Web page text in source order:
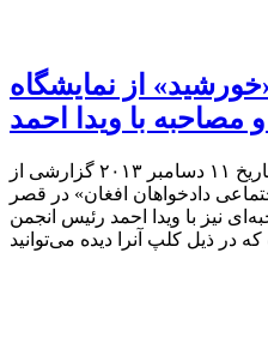
از نمایشگاه
با ویدا احمد
تلویزیون «خورشید» در کابل به تاریخ ١١ دسامبر ٢٠١٣ گزارشی از
دادخواهان افغان» در قصر
نیز با ویدا احمد رئیس انجمن